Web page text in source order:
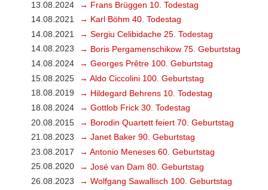
13.08.2024
→ Frans Brüggen 10. Todestag
14.08.2021
→ Karl Böhm 40. Todestag
14.08.2021
→ Sergiu Celibidache 25. Todestag
14.08.2023
→ Boris Pergamenschikow 75. Geburtstag
14.08.2024
→ Georges Prêtre 100. Geburtstag
15.08.2025
→ Aldo Ciccolini 100. Geburtstag
18.08.2019
→ Hildegard Behrens 10. Todestag
18.08.2024
→ Gottlob Frick 30. Todestag
20.08.2015
→ Borodin Quartett feiert 70. Geburtstag
21.08.2023
→ Janet Baker 90. Geburtstag
23.08.2017
→ Antonio Meneses 60. Geburtstag
25.08.2020
→ José van Dam 80. Geburtstag
26.08.2023
→ Wolfgang Sawallisch 100. Geburtstag